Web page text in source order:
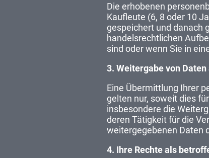
Die erhobenen
Kaufleute (6, 8 oder 10
gespeichert und danach
handelsrechtlichen
sind oder wenn Sie in
3. Weitergabe von
Eine Übermittlung Ihrer
gelten nur, soweit dies
insbesondere die
deren Tätigkeit für die
weitergegebenen Daten
4. Ihre Rechte als